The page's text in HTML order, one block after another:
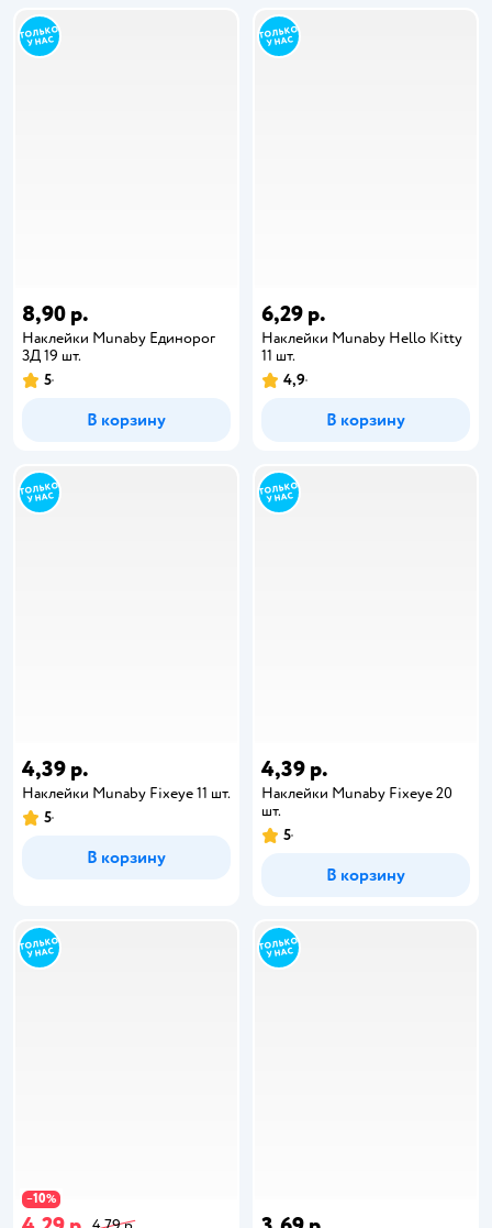
8,90 р.
Наклейки Munaby Единорог
3Д 19 шт.
5
В корзину
6,29 р.
Наклейки Munaby Hello Kitty
11 шт.
4,9
В корзину
4,39 р.
Наклейки Munaby Fixeye 11 шт.
5
В корзину
4,39 р.
Наклейки Munaby Fixeye 20
шт.
5
В корзину
−10%